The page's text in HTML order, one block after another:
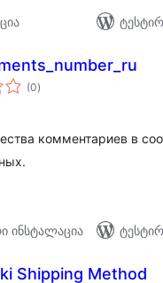
(0საერთო
რეიტინგი
)
комментариев в
ინსტალაცია
Shipping Method